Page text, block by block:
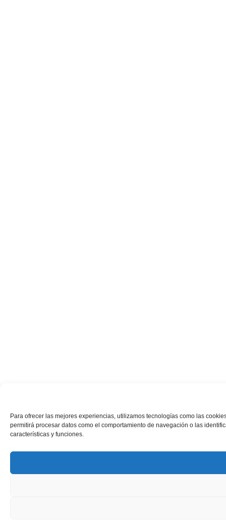
Para ofrecer las mejores experiencias, utilizamos tecnologías como las
permitirá procesar datos como el comportamiento de navegación o las
características y funciones.